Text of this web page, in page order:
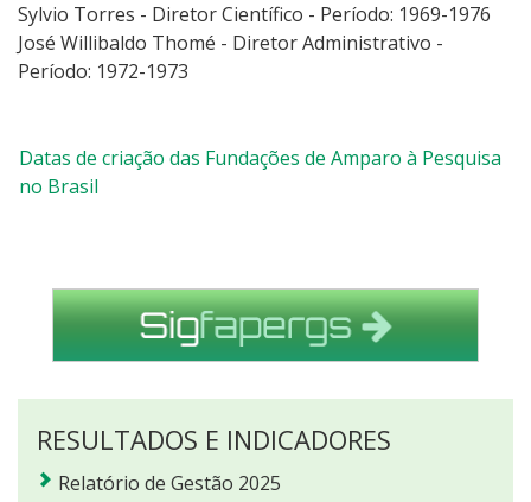
Sylvio Torres - Diretor Científico - Período: 1969-1976
José Willibaldo Thomé - Diretor Administrativo -
Período: 1972-1973
Datas de criação das Fundações de Amparo à Pesquisa
no Brasil
RESULTADOS E INDICADORES
Relatório de Gestão 2025